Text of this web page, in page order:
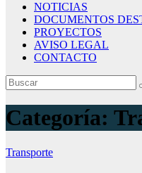
NOTICIAS
DOCUMENTOS
PROYECTOS
AVISO LEGAL
CONTACTO
Categoría:
Transporte